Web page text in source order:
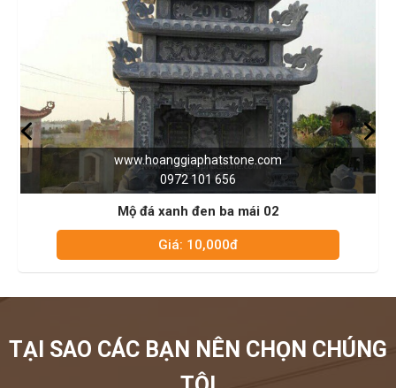
www.hoanggiaphatstone.com
0972 101 656
Mộ đá xanh đen ba mái 02
Giá: 10,000đ
TẠI SAO CÁC BẠN NÊN CHỌN CHÚNG